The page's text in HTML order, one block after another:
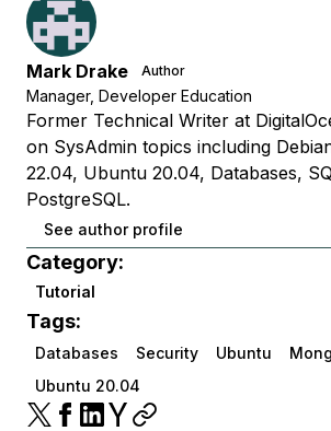
Mark Drake Author
Manager, Developer Education
Former Technical Writer at
on SysAdmin topics including
22.04, Ubuntu 20.04, Databases,
PostgreSQL.
See author profile
Category:
Tutorial
Tags:
Databases Security Ubuntu
Ubuntu 20.04